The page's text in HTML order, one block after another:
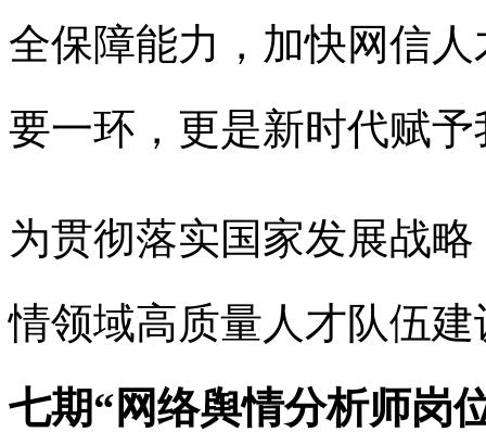
全保障能力，加快网信
要一环，更是新时代赋
为贯彻落实国家发展战
情领域高质量人才队伍建
七期“网络舆情分析师岗